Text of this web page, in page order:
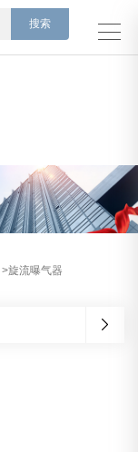
>旋流曝气器